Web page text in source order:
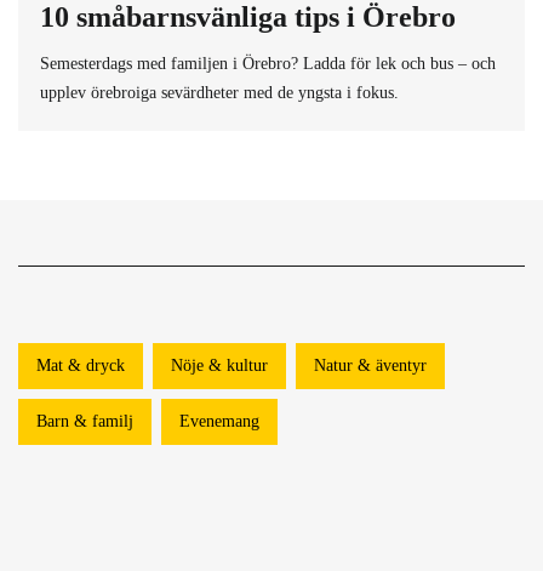
10 småbarnsvänliga tips i Örebro
Semesterdags med familjen i Örebro? Ladda för lek och bus – och
upplev örebroiga sevärdheter med de yngsta i fokus.
Mat & dryck Nöje & kultur Natur & äventyr
Barn & familj Evenemang